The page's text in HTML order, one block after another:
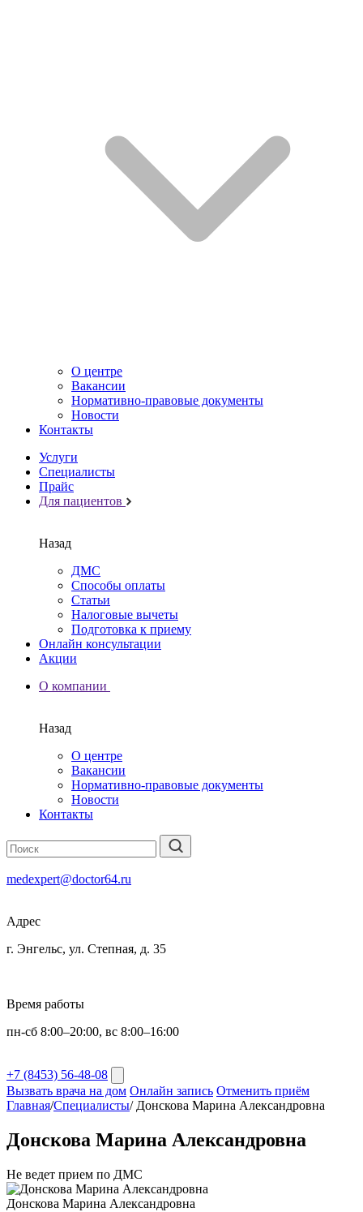
О центре
Вакансии
Нормативно-правовые документы
Новости
Контакты
Услуги
Специалисты
Прайс
Для пациентов
Назад
ДМС
Способы оплаты
Статьи
Налоговые вычеты
Подготовка к приему
Онлайн консультации
Акции
О компании
Назад
О центре
Вакансии
Нормативно-правовые документы
Новости
Контакты
medexpert@doctor64.ru
Адрес
г. Энгельс, ул. Степная, д. 35
Время работы
пн-сб 8:00–20:00, вс 8:00–16:00
+7 (8453) 56-48-08
Вызвать врача на дом Онлайн запись Отменить приём
Главная/Специалисты/ Донскова Марина Александровна
Донскова Марина Александровна
Не ведет прием по ДМС
Донскова Марина Александровна